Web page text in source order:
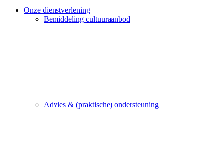
Onze dienstverlening
Bemiddeling cultuuraanbod
Advies & (praktische) ondersteuning